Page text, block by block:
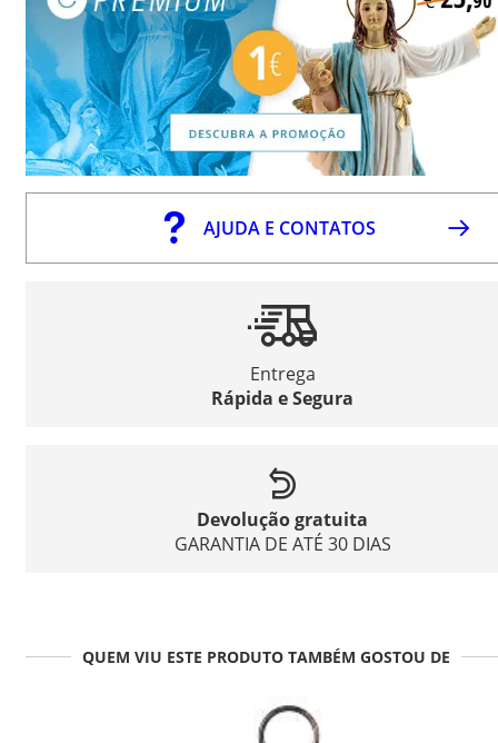
AJUDA E CONTATOS
Entrega
Rápida e Segura
Devolução gratuita
GARANTIA DE ATÉ 30 DIAS
QUEM VIU ESTE PRODUTO TAMBÉM GOSTOU DE